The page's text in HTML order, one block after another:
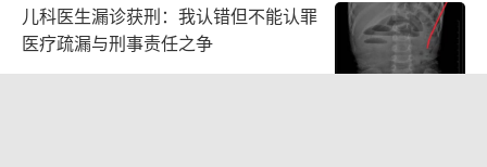
儿科医生漏诊获刑：我认错但不能认罪
医疗疏漏与刑事责任之争
2026-08-06 13:45:15